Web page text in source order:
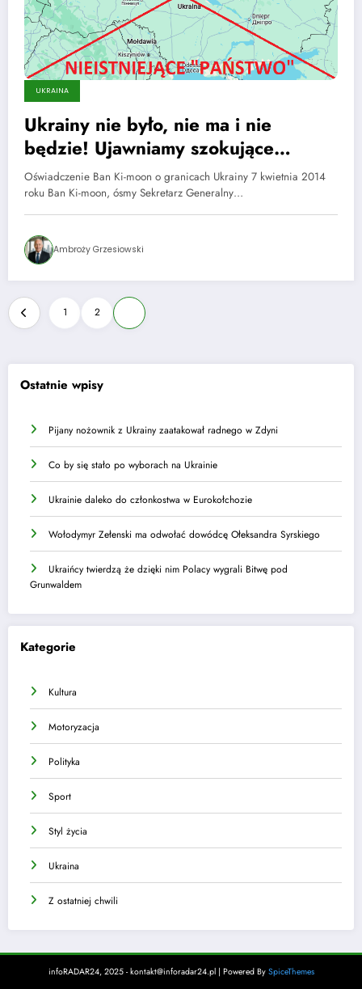
UKRAINA
Ukrainy nie było, nie ma i nie
będzie! Ujawniamy szokujące
informacje
Oświadczenie Ban Ki-moon o granicach Ukrainy 7 kwietnia 2014
roku Ban Ki-moon, ósmy Sekretarz Generalny…
Ambroży Grzesiowski
Stronicowanie
wpisów
1 2
Ostatnie wpisy
Pijany nożownik z Ukrainy zaatakował radnego w Zdyni
Co by się stało po wyborach na Ukrainie
Ukrainie daleko do członkostwa w Eurokołchozie
Wołodymyr Zełenski ma odwołać dowódcę Ołeksandra Syrskiego
Ukraińcy twierdzą że dzięki nim Polacy wygrali Bitwę pod
Grunwaldem
Kategorie
Kultura
Motoryzacja
Polityka
Sport
Styl życia
Ukraina
Z ostatniej chwili
infoRADAR24, 2025 - kontakt@inforadar24.pl | Powered By SpiceThemes